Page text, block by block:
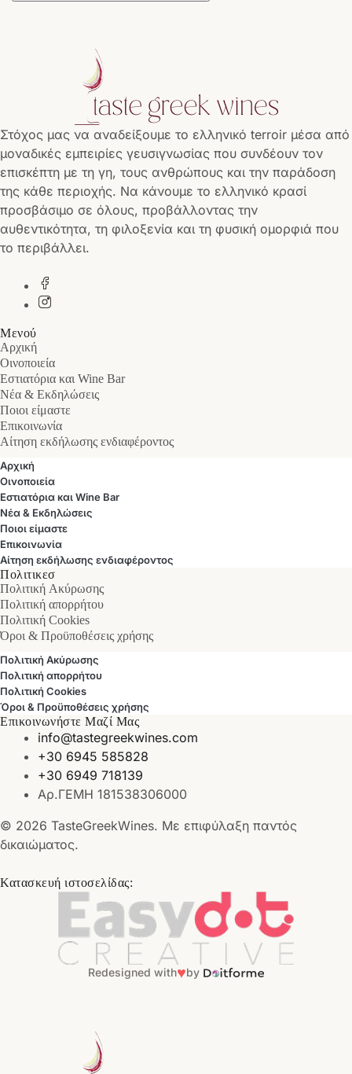
Στόχος μας να αναδείξουμε το ελληνικό terroir μέσα από
μοναδικές εμπειρίες γευσιγνωσίας που συνδέουν τον
επισκέπτη με τη γη, τους ανθρώπους και την παράδοση
της κάθε περιοχής. Να κάνουμε το ελληνικό κρασί
προσβάσιμο σε όλους, προβάλλοντας την
αυθεντικότητα, τη φιλοξενία και τη φυσική ομορφιά που
το περιβάλλει.
Μενού
Αρχική
Οινοποιεία
Εστιατόρια και Wine Bar
Νέα & Εκδηλώσεις
Ποιοι είμαστε
Επικοινωνία
Αίτηση εκδήλωσης ενδιαφέροντος
Αρχική
Οινοποιεία
Εστιατόρια και Wine Bar
Νέα & Εκδηλώσεις
Ποιοι είμαστε
Επικοινωνία
Αίτηση εκδήλωσης ενδιαφέροντος
Πολιτικεσ
Πολιτική Ακύρωσης
Πολιτική απορρήτου
Πολιτική Cookies
Όροι & Προϋποθέσεις χρήσης
Πολιτική Ακύρωσης
Πολιτική απορρήτου
Πολιτική Cookies
Όροι & Προϋποθέσεις χρήσης
Επικοινωνήστε Μαζί Μας
info@tastegreekwines.com
+30 6945 585828
+30 6949 718139
Αρ.ΓΕΜΗ 181538306000
© 2026 TasteGreekWines. Με επιφύλαξη παντός
δικαιώματος.
Κατασκευή ιστοσελίδας:
Redesigned with♥by